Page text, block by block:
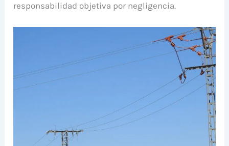
responsabilidad objetiva por negligencia.